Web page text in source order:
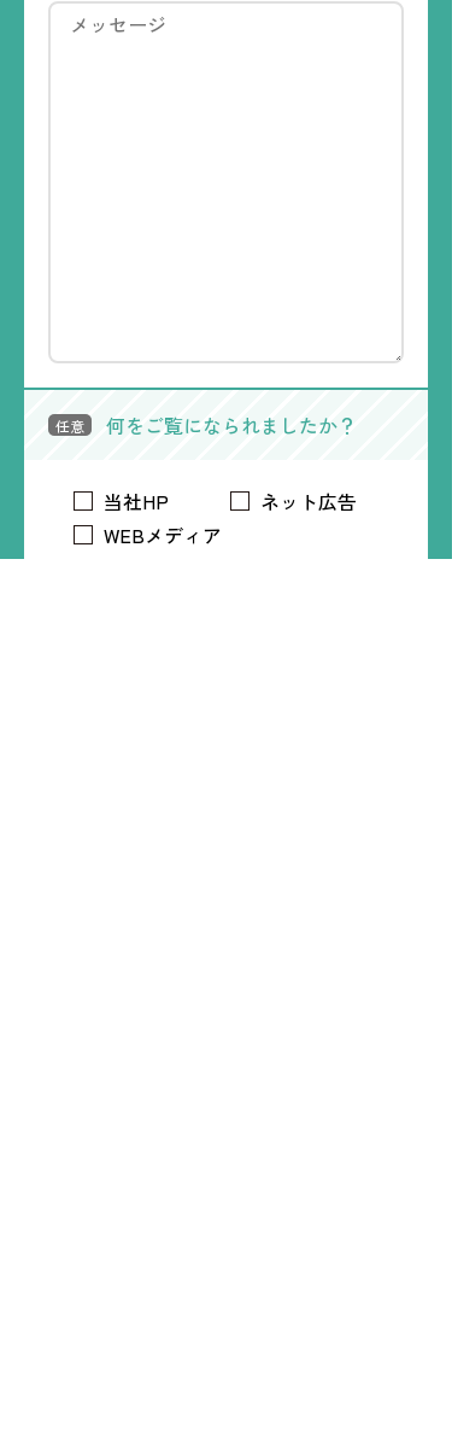
任意 何をご覧になられましたか？
当社HP
ネット広告
WEBメディア